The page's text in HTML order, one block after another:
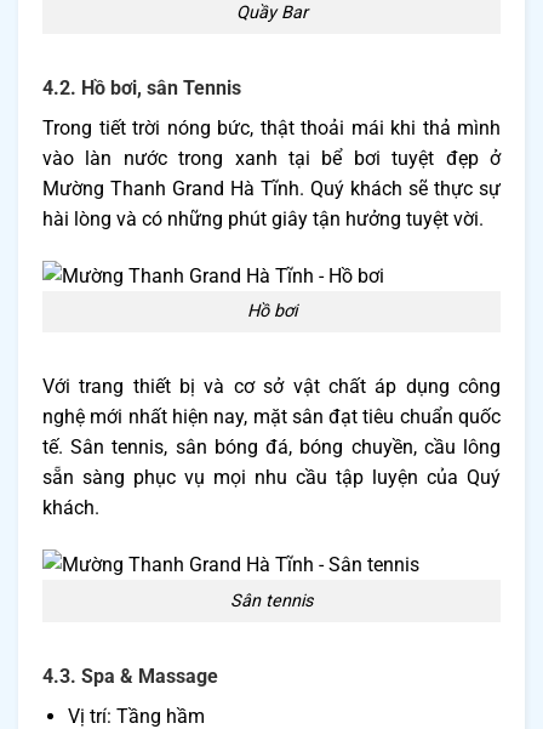
Quầy Bar
4.2. Hồ bơi, sân Tennis
Trong tiết trời nóng bức, thật thoải mái khi thả mình
vào làn nước trong xanh tại bể bơi tuyệt đẹp ở
Mường Thanh Grand Hà Tĩnh. Quý khách sẽ thực sự
hài lòng và có những phút giây tận hưởng tuyệt vời.
Hồ bơi
Với trang thiết bị và cơ sở vật chất áp dụng công
nghệ mới nhất hiện nay, mặt sân đạt tiêu chuẩn quốc
tế. Sân tennis, sân bóng đá, bóng chuyền, cầu lông
sẵn sàng phục vụ mọi nhu cầu tập luyện của Quý
khách.
Sân tennis
4.3. Spa & Massage
Vị trí: Tầng hầm